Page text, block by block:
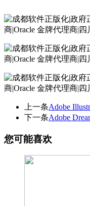
上一条Adobe
下一条Adobe
您可能喜欢